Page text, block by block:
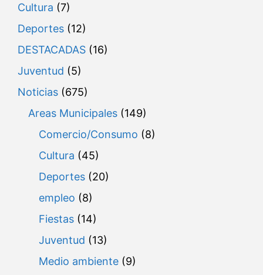
Cultura (7)
Deportes (12)
DESTACADAS (16)
Juventud (5)
Noticias (675)
Areas Municipales (149)
Comercio/Consumo (8)
Cultura (45)
Deportes (20)
empleo (8)
Fiestas (14)
Juventud (13)
Medio ambiente (9)